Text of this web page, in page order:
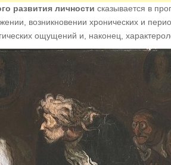
развития личности сказывается в
возникновении хронических и
ощущений и, наконец,